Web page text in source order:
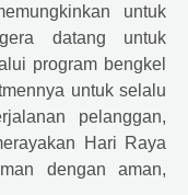
untuk
datang untuk
program bengkel
untuk selalu
pelanggan,
Hari Raya
dengan aman,